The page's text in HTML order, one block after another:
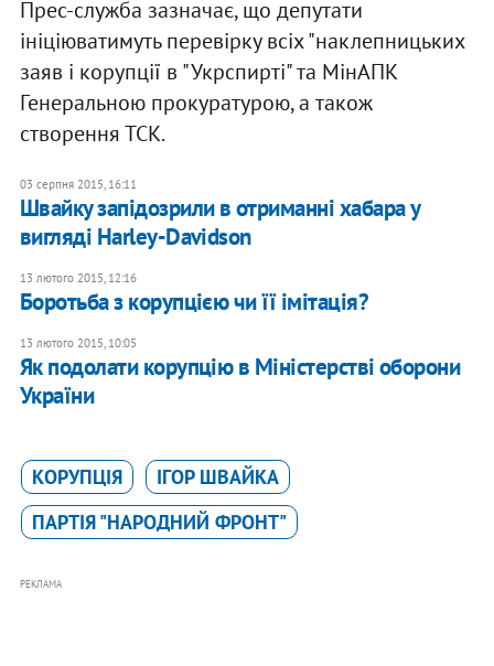
Прес-служба зазначає, що депутати
ініціюватимуть перевірку всіх "наклепницьких
заяв і корупції в "Укрспирті" та МінАПК
Генеральною прокуратурою, а також
створення ТСК.
03 серпня 2015, 16:11
Швайку запідозрили в отриманні хабара у
вигляді Harley-Davidson
13 лютого 2015, 12:16
Боротьба з корупцією чи її імітація?
13 лютого 2015, 10:05
Як подолати корупцію в Міністерстві оборони
України
КОРУПЦІЯ
ІГОР ШВАЙКА
ПАРТІЯ "НАРОДНИЙ ФРОНТ"
РЕКЛАМА